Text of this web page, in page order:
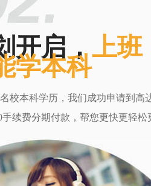
开启，上班
学本科
校本科学历，我们成功申请到高
手续费分期付款，帮您更快更轻松